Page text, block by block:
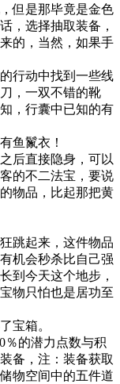
但是那毕竟是金色
，选择抽取装备，
的，当然，如果手
行动中找到一些线
，一双不错的靴
，行囊中已知的有
鱼鬣衣！
后直接隐身，可以
的不二法宝，要说
物品，比起那把黄
跳起来，这件物品
机会秒杀比自己强
到今天这个地步，
物只怕也是居功至
宝箱。
％的潜力点数与积
备，注：装备获取
物空间中的五件道